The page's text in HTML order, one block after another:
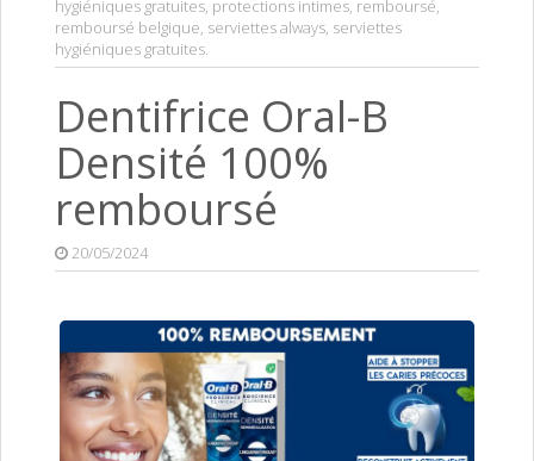
hygiéniques gratuites, protections intimes, remboursé,
remboursé belgique, serviettes always, serviettes
hygiéniques gratuites.
Dentifrice Oral-B
Densité 100%
remboursé
20/05/2024